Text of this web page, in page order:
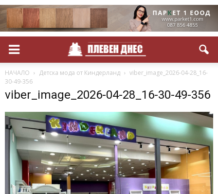
НАЧАЛО Детска мода от Киндерланд
viber_image_2026-04-28_16-
30-49-356
viber_image_2026-04-28_16-30-49-356